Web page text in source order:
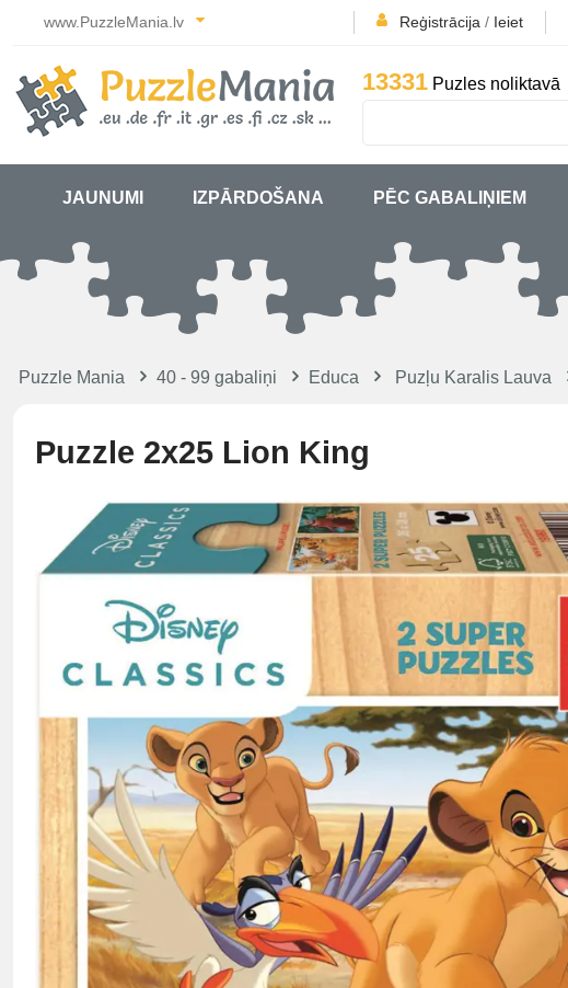
www.PuzzleMania.lv Reģistrācija / Ieiet
13331 Puzles noliktavā
JAUNUMI IZPĀRDOŠANA PĒC GABALIŅIEM
Puzzle Mania 40 - 99 gabaliņi Educa Puzļu Karalis Lauva
Puzzle 2x25 Lion King